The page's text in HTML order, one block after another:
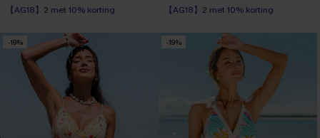
【AG18】2 met 10% korting 【AG18】2 met 10% korting
-19% -19%